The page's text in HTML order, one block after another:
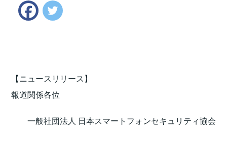
Facebook
【ニュースリリース】
報道関係各位
一般社団法人 日本スマートフォンセキュリティ協会